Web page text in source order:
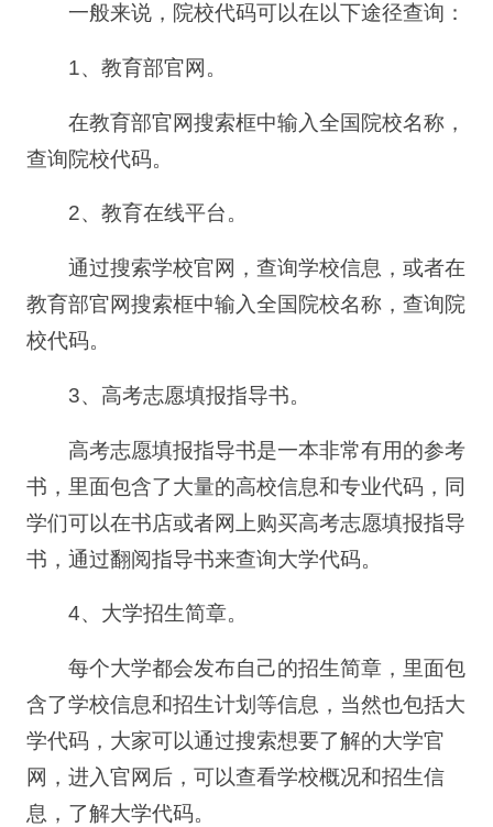
一般来说，院校代码可以在以下途径查询：
1、教育部官网。
在教育部官网搜索框中输入全国院校名称，
查询院校代码。
2、教育在线平台。
通过搜索学校官网，查询学校信息，或者在
教育部官网搜索框中输入全国院校名称，查询院
校代码。
3、高考志愿填报指导书。
高考志愿填报指导书是一本非常有用的参考
书，里面包含了大量的高校信息和专业代码，同
学们可以在书店或者网上购买高考志愿填报指导
书，通过翻阅指导书来查询大学代码。
4、大学招生简章。
每个大学都会发布自己的招生简章，里面包
含了学校信息和招生计划等信息，当然也包括大
学代码，大家可以通过搜索想要了解的大学官
网，进入官网后，可以查看学校概况和招生信
息，了解大学代码。